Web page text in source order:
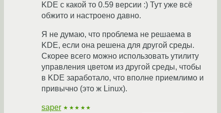
KDE с какой то 0.59 версии :) Тут уже всё
обжито и настроено давно.
Я не думаю, что проблема не решаема в
KDE, если она решена для другой среды.
Скорее всего можно использовать утилиту
управления цветом из другой среды, чтобы
в KDE заработало, что вполне приемлимо и
привычно (это ж Linux).
saper ★★★★★